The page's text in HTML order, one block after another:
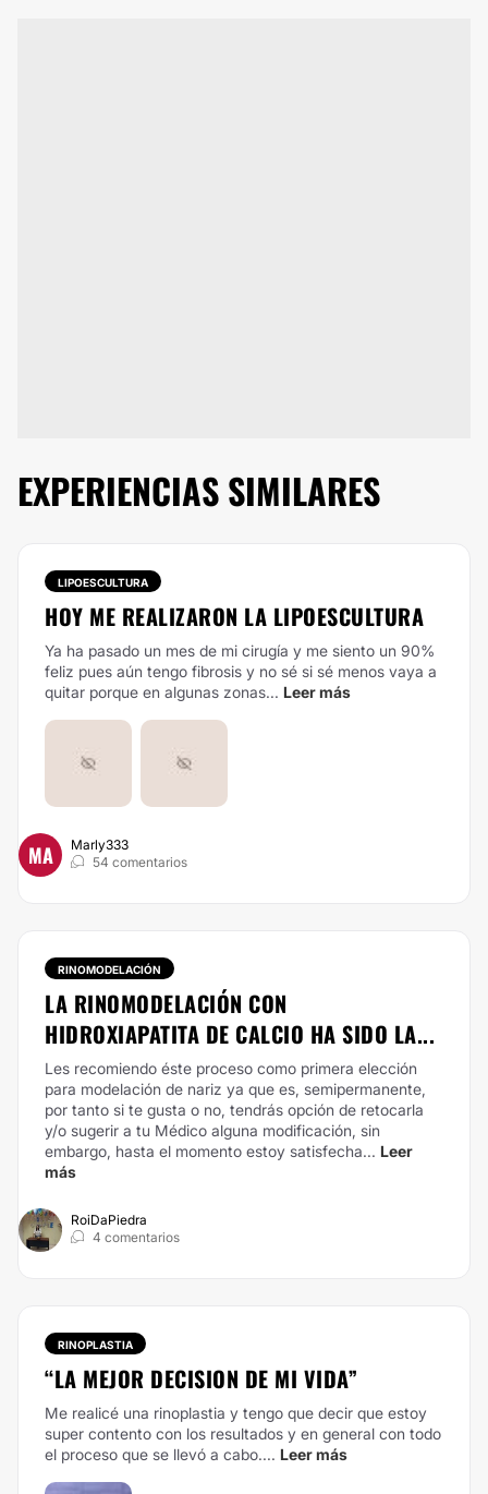
EXPERIENCIAS SIMILARES
LIPOESCULTURA
HOY ME REALIZARON LA LIPOESCULTURA
Ya ha pasado un mes de mi cirugía y me siento un 90%
feliz pues aún tengo fibrosis y no sé si sé menos vaya a
quitar porque en algunas zonas... Leer más
MA
Marly333
54 comentarios
RINOMODELACIÓN
LA RINOMODELACIÓN CON
HIDROXIAPATITA DE CALCIO HA SIDO LA...
Les recomiendo éste proceso como primera elección
para modelación de nariz ya que es, semipermanente,
por tanto si te gusta o no, tendrás opción de retocarla
y/o sugerir a tu Médico alguna modificación, sin
embargo, hasta el momento estoy satisfecha... Leer
más
RoiDaPiedra
4 comentarios
RINOPLASTIA
“LA MEJOR DECISION DE MI VIDA”
Me realicé una rinoplastia y tengo que decir que estoy
super contento con los resultados y en general con todo
el proceso que se llevó a cabo.... Leer más